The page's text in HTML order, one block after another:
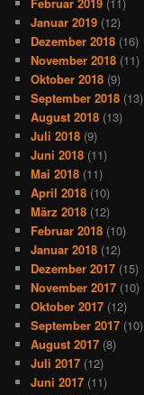
Januar 2019 (12)
Dezember 2018 (16)
November 2018 (11)
Oktober 2018 (9)
September 2018 (13)
August 2018 (13)
Juli 2018 (9)
Juni 2018 (11)
Mai 2018 (11)
April 2018 (10)
März 2018 (12)
Februar 2018 (10)
Januar 2018 (12)
Dezember 2017 (15)
November 2017 (10)
Oktober 2017 (12)
September 2017 (10)
August 2017 (8)
Juli 2017 (12)
Juni 2017 (11)